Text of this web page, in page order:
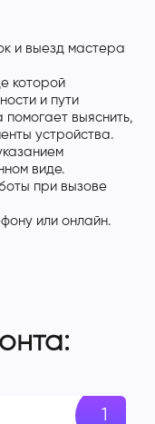
и выезд мастера
которой
и пути
помогает выяснить,
устройства.
виде.
при вызове
или онлайн.